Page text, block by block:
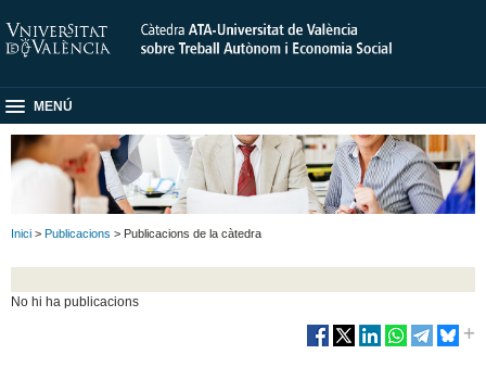
MENÚ
Inici > Publicacions > Publicacions de la càtedra
No hi ha publicacions